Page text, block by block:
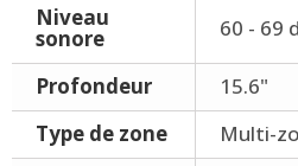
Niveau
sonore 60 - 69
Profondeur
15.6"
Type de zone
Multi-